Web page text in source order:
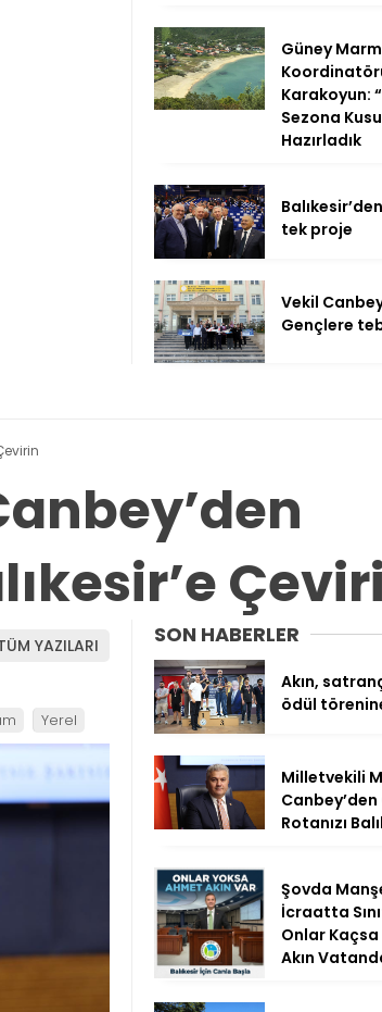
Güney
Karakoyun:
Sezona
Hazırladık
tek proje
Vekil
Gençlere
YAZILARI
Yerel
SON HABERLER
Akın,
ödül
Milletvekili
Rotanızı
Şovda
İcraatta
Onlar
Akın